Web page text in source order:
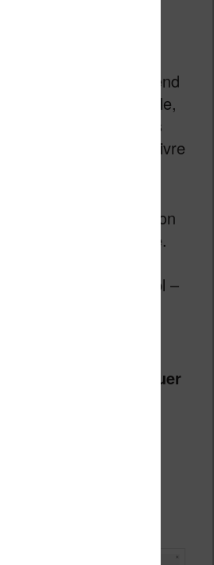
longue
attendre. Et cela prend
Dans mon exemple,
a pris 18 minutes
beaucoup pour un livre
l’outil de traduction
un des moins rapide.
aussi configurer un
comme Deepl –
être moins cher
terminé,
il faut cliquer
en haut à droite
» pour lancer la
ebook que vous
dans votre
fois le processus